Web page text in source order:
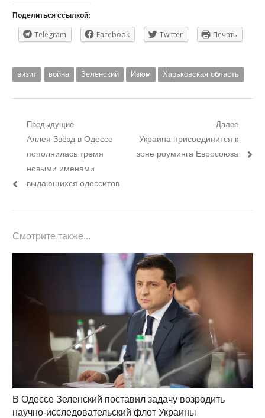
Поделиться ссылкой:
Telegram Facebook Twitter Печать
визит война Зеленский Изюм Харьковская область
Навигация
записям
Предыдущие
Предыдущий
пост:
Аллея Звёзд в Одессе
пополнилась тремя
новыми именами
выдающихся одесситов
Далее
Следующий
пост:
Украина присоединится к
зоне роуминга Евросоюза
Смотрите также...
В Одессе Зеленский поставил задачу возродить
научно-исследовательский флот Украины